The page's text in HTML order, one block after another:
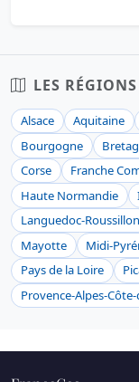
LES
Alsace Aquitaine
Bourgogne
Corse
Franche
Haute Normandie
Languedoc-Roussillon
Mayotte
Midi-
Pays de la Loire
Provence-Alpes-